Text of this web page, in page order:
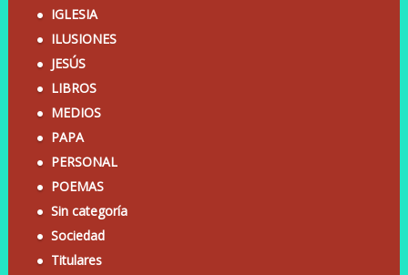
IGLESIA
ILUSIONES
JESÚS
LIBROS
MEDIOS
PAPA
PERSONAL
POEMAS
Sin categoría
Sociedad
Titulares